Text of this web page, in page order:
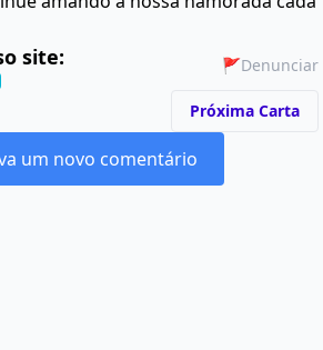
site: 🚩Denunciar
Próxima Carta
um novo comentário